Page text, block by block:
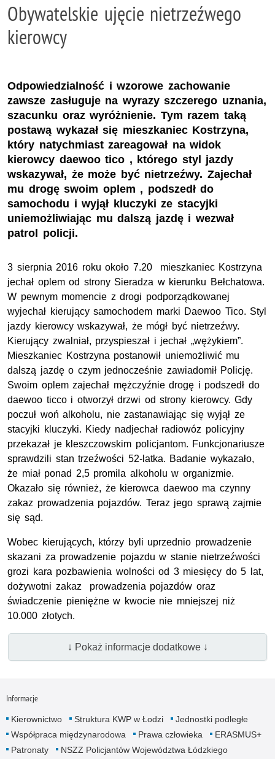
Obywatelskie ujęcie nietrzeźwego
kierowcy
Odpowiedzialność i wzorowe zachowanie
zawsze zasługuje na wyrazy szczerego uznania,
szacunku oraz wyróżnienie. Tym razem taką
postawą wykazał się mieszkaniec Kostrzyna,
który natychmiast zareagował na widok
kierowcy daewoo tico , którego styl jazdy
wskazywał, że może być nietrzeźwy. Zajechał
mu drogę swoim oplem , podszedł do
samochodu i wyjął kluczyki ze stacyjki
uniemożliwiając mu dalszą jazdę i wezwał
patrol policji.
3 sierpnia 2016 roku około 7.20 mieszkaniec Kostrzyna
jechał oplem od strony Sieradza w kierunku Bełchatowa.
W pewnym momencie z drogi podporządkowanej
wyjechał kierujący samochodem marki Daewoo Tico. Styl
jazdy kierowcy wskazywał, że mógł być nietrzeźwy.
Kierujący zwalniał, przyspieszał i jechał „wężykiem”.
Mieszkaniec Kostrzyna postanowił uniemożliwić mu
dalszą jazdę o czym jednocześnie zawiadomił Policję.
Swoim oplem zajechał mężczyźnie drogę i podszedł do
daewoo ticco i otworzył drzwi od strony kierowcy. Gdy
poczuł woń alkoholu, nie zastanawiając się wyjął ze
stacyjki kluczyki. Kiedy nadjechał radiowóz policyjny
przekazał je kleszczowskim policjantom. Funkcjonariusze
sprawdzili stan trzeźwości 52-latka. Badanie wykazało,
że miał ponad 2,5 promila alkoholu w organizmie.
Okazało się również, że kierowca daewoo ma czynny
zakaz prowadzenia pojazdów. Teraz jego sprawą zajmie
się sąd.
Wobec kierujących, którzy byli uprzednio prowadzenie
skazani za prowadzenie pojazdu w stanie nietrzeźwości
grozi kara pozbawienia wolności od 3 miesięcy do 5 lat,
dożywotni zakaz prowadzenia pojazdów oraz
świadczenie pieniężne w kwocie nie mniejszej niż
10.000 złotych.
↓ Pokaż informacje dodatkowe ↓
Informacje
Kierownictwo Struktura KWP w Łodzi
Jednostki podległe
Współpraca międzynarodowa
Prawa człowieka
ERASMUS+
Patronaty
NSZZ Policjantów Województwa Łódzkiego